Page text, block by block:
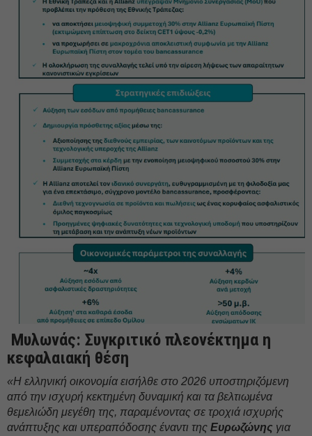
Μυλωνάς: Συγκριτικό πλεονέκτημα η
κεφαλαιακή θέση
«Η ελληνική οικονομία εισήλθε στο 2026 υποστηριζόμενη
από την ισχυρή κεκτημένη δυναμική και τα βελτιωμένα
θεμελιώδη μεγέθη της, παραμένοντας σε τροχιά ισχυρής
ανάπτυξης και υπεραπόδοσης έναντι της Ευρωζώνης για